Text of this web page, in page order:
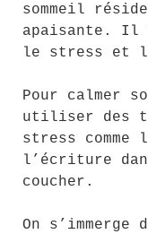
sommeil
apaisante.
le stress et
Pour calmer
utiliser des
stress
l’écriture
coucher.
On